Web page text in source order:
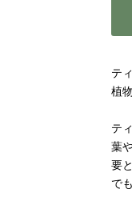
テ
植
テ
葉
要
で